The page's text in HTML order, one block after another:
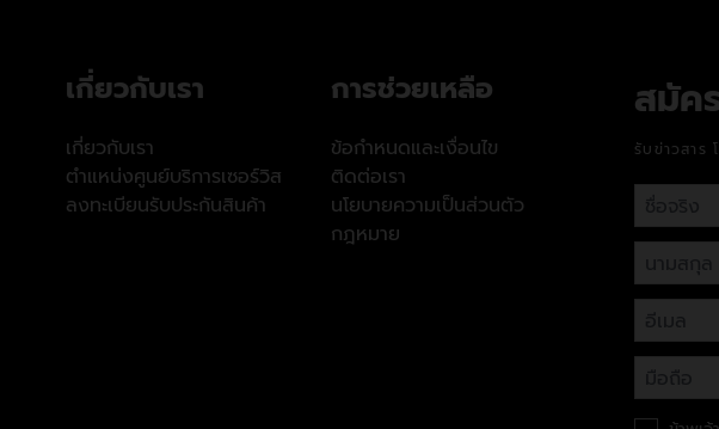
เกี่ยวกับเรา
เกี่ยวกับเรา
ตำแหน่งศูนย์บริการเซอร์วิส
ลงทะเบียนรับประกันสินค้า
การช่วยเหลือ
ข้อกำหนดและเงื่อนไข
ติดต่อเรา
นโยบายความเป็นส่วนตัว
กฎหมาย
สมัค
รับข่าวสาร